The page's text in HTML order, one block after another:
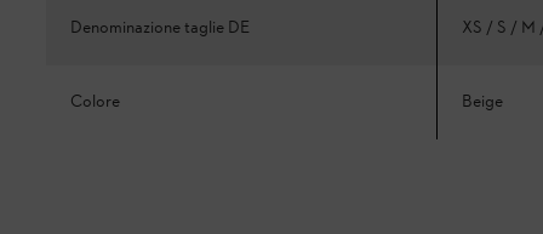
Denominazione taglie DE XS / S / M
Colore Beige